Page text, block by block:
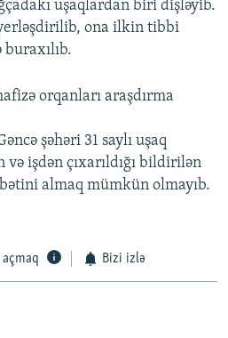
uşaqlardan biri dişləyib.
ona ilkin tibbi
orqanları araşdırma
şəhəri 31 saylı uşaq
və işdən çıxarıldığı bildirilən
almaq mümkün olmayıb.
Bizi izlə